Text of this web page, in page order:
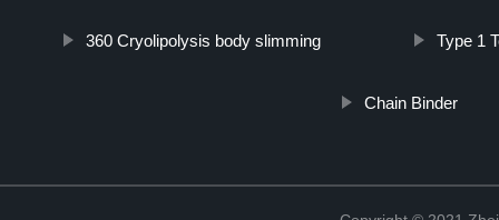
360 Cryolipolysis body slimming Type 1
Chain Binder